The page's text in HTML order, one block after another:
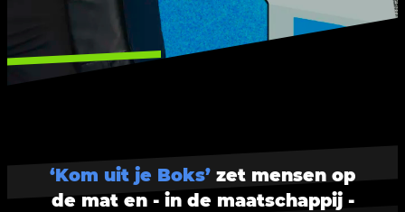
‘Kom uit je Boks’ zet mensen op
de mat en - in de maatschappij -